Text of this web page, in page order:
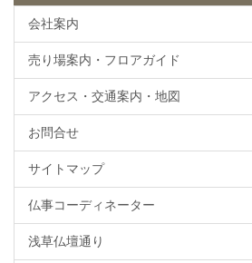
会社案内
売り場案内・フロアガイド
アクセス・交通案内・地図
お問合せ
サイトマップ
仏事コーディネーター
浅草仏壇通り